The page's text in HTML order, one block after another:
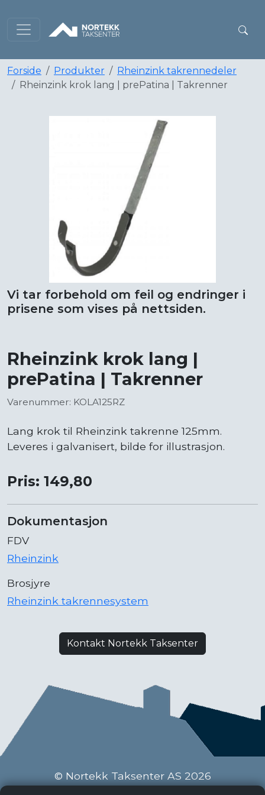
Forside Produkter
Rheinzink takrennedeler
Rheinzink krok lang | prePatina | Takrenner
Vi tar forbehold om feil og endringer i
prisene som vises på nettsiden.
Rheinzink krok lang |
prePatina | Takrenner
Varenummer: KOLA125RZ
Lang krok til Rheinzink takrenne 125mm.
Leveres i galvanisert, bilde for illustrasjon.
Pris: 149,80
Dokumentasjon
FDV
Rheinzink
Brosjyre
Rheinzink takrennesystem
Kontakt Nortekk Taksenter
© Nortekk Taksenter AS 2026